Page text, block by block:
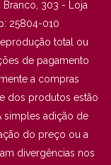
303 - Loja
25804-010
total ou
de pagamento
a compras
dos produtos estão
simples adição de
do preço ou a
divergências nos